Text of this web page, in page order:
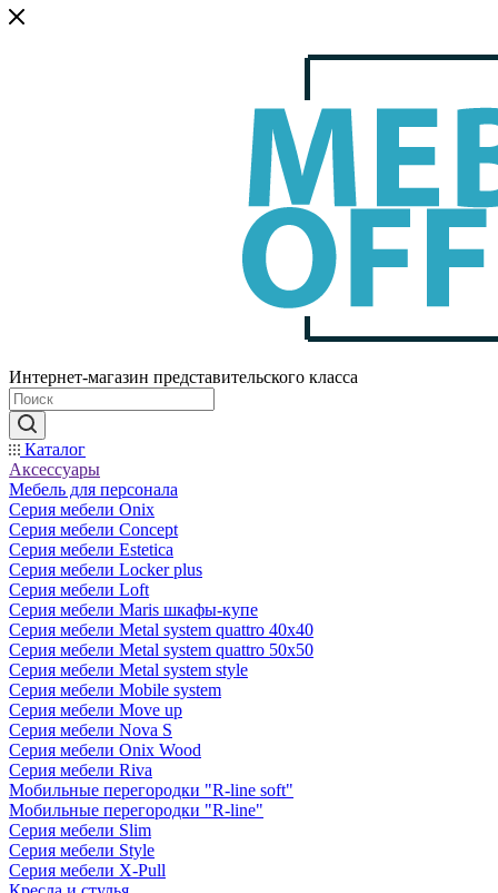
Интернет-магазин представительского класса
Каталог
Аксессуары
Мебель для персонала
Серия мебели Onix
Серия мебели Concept
Серия мебели Estetica
Серия мебели Locker plus
Серия мебели Loft
Серия мебели Maris шкафы-купе
Серия мебели Metal system quattro 40x40
Серия мебели Metal system quattro 50x50
Серия мебели Metal system style
Серия мебели Mobile system
Серия мебели Move up
Серия мебели Nova S
Серия мебели Onix Wood
Серия мебели Riva
Мобильные перегородки "R-line soft"
Мобильные перегородки "R-line"
Серия мебели Slim
Серия мебели Style
Серия мебели X-Pull